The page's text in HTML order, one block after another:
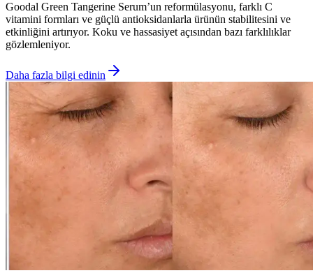
Goodal Green Tangerine Serum’un reformülasyonu, farklı C
vitamini formları ve güçlü antioksidanlarla ürünün stabilitesini ve
etkinliğini artırıyor. Koku ve hassasiyet açısından bazı farklılıklar
gözlemleniyor.
Daha fazla bilgi edinin